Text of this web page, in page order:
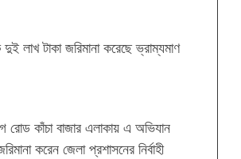
লাখ টাকা জরিমানা করেছে ভ্রাম্যমাণ
রোড কাঁচা বাজার এলাকায় এ অভিযান
করেন জেলা প্রশাসনের নির্বাহী